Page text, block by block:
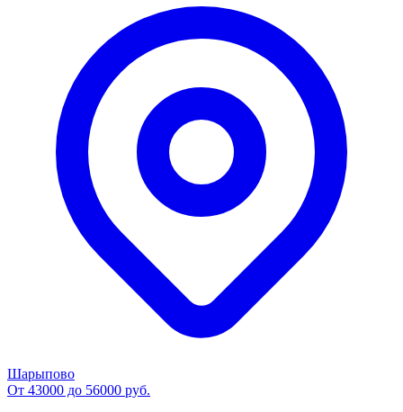
Шарыпово
От 43000 до 56000 руб.